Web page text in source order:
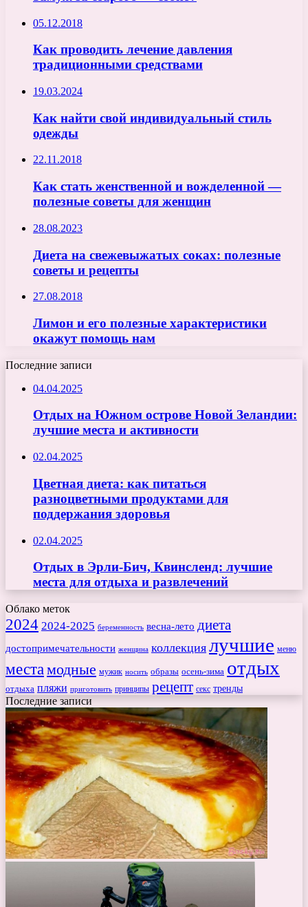
05.12.2018
Как проводить лечение давления
традиционными средствами
19.03.2024
Как найти свой индивидуальный стиль
одежды
22.11.2018
Как стать женственной и вожделенной —
полезные советы для женщин
28.08.2023
Диета на свежевыжатых соках: полезные
советы и рецепты
27.08.2018
Лимон и его полезные характеристики
окажут помощь нам
Последние записи
04.04.2025
Отдых на Южном острове Новой Зеландии:
лучшие места и активности
02.04.2025
Цветная диета: как питаться
разноцветными продуктами для
поддержания здоровья
02.04.2025
Отдых в Эрли-Бич, Квинсленд: лучшие
места для отдыха и развлечений
Облако меток
2024 2024-2025 беременность весна-лето диета
достопримечательности женщина коллекция лучшие меню
места модные мужик носить образы осень-зима отдых
отдыха пляжи приготовить принципы рецепт секс тренды
Последние записи